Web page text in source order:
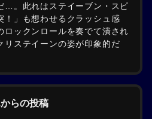
…。此れはステイーブン・スピ
！」も想わせるクラッシュ感
ロックンロールを奏でて潰され
リステイーンの姿が印象的だ
らの投稿